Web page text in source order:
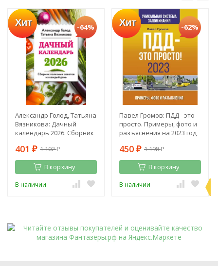
Хит -64%
Александр Голод, Татьяна
Вязникова: Дачный
календарь 2026. Сборник
каждый день
401 ₽ 1 102₽
В корзину
В наличии
Хит -62%
Павел Громов: ПДД - это
просто. Примеры, фото и
разъяснения на 2023 год
450 ₽ 1 198₽
В корзину
В наличии